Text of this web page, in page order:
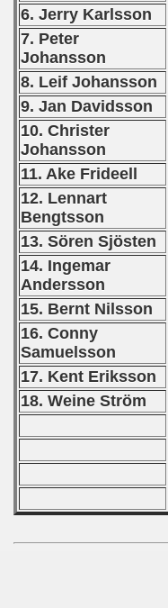
6. Jerry Karlsson
7. Peter
Johansson
8. Leif Johansson
9. Jan Davidsson
10. Christer
Johansson
11. Ake Frideell
12. Lennart
Bengtsson
13. Sören Sjösten
14. Ingemar
Andersson
15. Bernt Nilsson
16. Conny
Samuelsson
17. Kent Eriksson
18. Weine Ström
- 1988
- 1989
- 1990
- 1991
- 1992
- 1993
- 1994
- 1995
- 1996
- 1997
- 1998
- 1999
- 2001